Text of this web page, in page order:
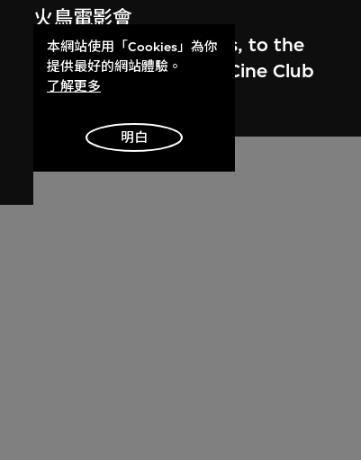
火鳥電影會
Report of the auditors, to the
members of Phoenix Cine Club
1980年12月3日
本網站使用「Cookies」為你
提供最好的網站體驗。
了解更多
明白